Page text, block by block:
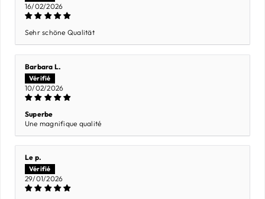
16/02/2026
Sehr schöne Qualität
Barbara L.
10/02/2026
Superbe
Une magnifique qualité
Le p.
29/01/2026